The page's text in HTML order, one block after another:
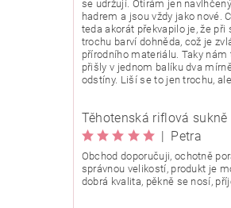
se udržují. Otírám jen
hadrem a jsou vždy jako nové.
teda akorát překvapilo je, že při
trochu barví dohněda, což je
přírodního materiálu. Taky nám
přišly v jednom balíku dva
odstíny. Liší se to jen trochu,
| Petra
Obchod doporučuji, ochotně
správnou velikostí, produkt je
dobrá kvalita, pěkně se nosí,